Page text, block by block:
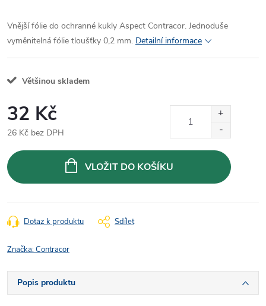
Vnější fólie do ochranné kukly Aspect Contracor. Jednoduše
vyměnitelná fólie tloušťky 0,2 mm. Detailní informace
Většinou skladem
32 Kč
26 Kč bez DPH
cena:
VLOŽIT DO KOŠÍKU
Dotaz k produktu Sdílet
Značka:Contracor
Popis produktu